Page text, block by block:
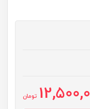
تومان